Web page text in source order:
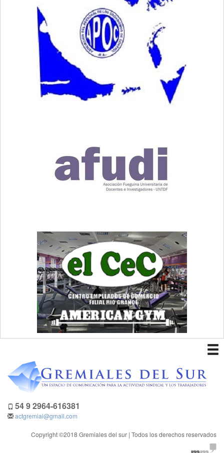
54 9 2964-616381
actgremial@gmail.com
Copyright ©2018 Gremiales del sur | Todos los derechos reservados